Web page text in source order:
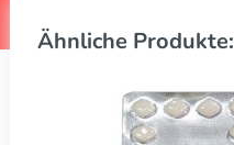
Ähnliche Produkte: